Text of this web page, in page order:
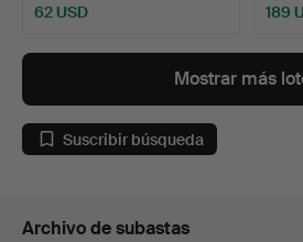
62 USD 189
Mostrar más
Suscribir búsqueda
Archivo de subastas